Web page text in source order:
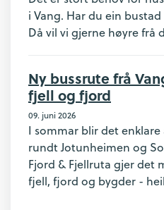
i Vang. Har du ein
Då vil vi gjerne høyre frå
Ny bussrute frå
fjell og fjord
09. juni 2026
I sommar blir det
rundt Jotunheimen og
Fjord & Fjellruta gjer det
fjell, fjord og bygder -